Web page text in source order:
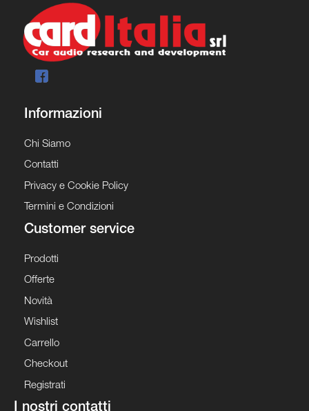
Informazioni
Chi Siamo
Contatti
Privacy e Cookie Policy
Termini e Condizioni
Customer service
Prodotti
Offerte
Novità
Wishlist
Carrello
Checkout
Registrati
I nostri contatti